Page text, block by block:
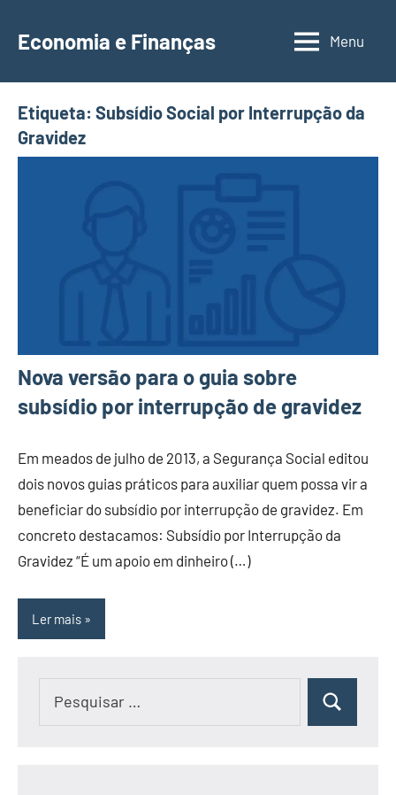
para
conteúdo
Economia e Finanças
Depósitos
IRS,
Finanças
Pessoais,
Menu
Etiqueta: Subsídio Social por Interrupção da
Gravidez
Nova versão para o guia sobre
subsídio por interrupção de gravidez
Em meados de julho de 2013, a Segurança Social editou
dois novos guias práticos para auxiliar quem possa vir a
beneficiar do subsídio por interrupção de gravidez. Em
concreto destacamos: Subsídio por Interrupção da
Gravidez “É um apoio em dinheiro (…)
Ler mais
Pesquisar